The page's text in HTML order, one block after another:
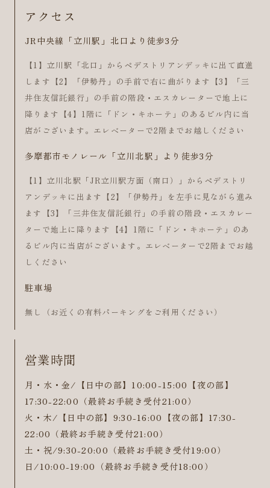
アクセス
JR中央線「立川駅」北口より徒歩3分
【1】立川駅「北口」からペデストリアンデッキに出て直進
します【2】「伊勢丹」の手前で右に曲がります【3】「三
井住友信託銀行」の手前の階段・エスカレーターで地上に
降ります【4】1階に「ドン・キホーテ」のあるビル内に当
店がございます。エレベーターで2階までお越しください
多摩都市モノレール「立川北駅」より徒歩3分
【1】立川北駅「JR立川駅方面（南口）」からペデストリ
アンデッキに出ます【2】「伊勢丹」を左手に見ながら進み
ます【3】「三井住友信託銀行」の手前の階段・エスカレー
ターで地上に降ります【4】1階に「ドン・キホーテ」のあ
るビル内に当店がございます。エレベーターで2階までお越
しください
駐車場
無し（お近くの有料パーキングをご利用ください）
営業時間
月・水・金/【日中の部】10:00-15:00【夜の部】
17:30-22:00（最終お手続き受付21:00）
火・木/【日中の部】9:30-16:00【夜の部】17:30-
22:00（最終お手続き受付21:00）
土・祝/9:30-20:00（最終お手続き受付19:00）
日/10:00-19:00（最終お手続き受付18:00）